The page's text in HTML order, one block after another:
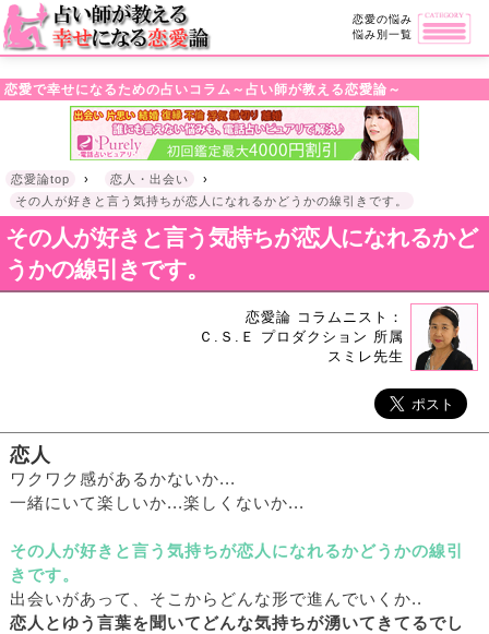
・!DOCTYPE html>l
恋愛の悩み
悩み別一覧
恋愛で幸せになるための占いコラム～占い師が教える恋愛論～
恋愛論top › 恋人・出会い
›
その人が好きと言う気持ちが恋人になれるかどうかの線引きです。
その人が好きと言う気持ちが恋人になれるかど
うかの線引きです。
恋愛論 コラムニスト：
Ｃ.Ｓ.Ｅ プロダクション 所属
スミレ先生
恋人
ワクワク感があるかないか...
一緒にいて楽しいか...楽しくないか...
その人が好きと言う気持ちが恋人になれるかどうかの線引
きです。
出会いがあって、そこからどんな形で進んでいくか..
恋人とゆう言葉を聞いてどんな気持ちが湧いてきてるでし